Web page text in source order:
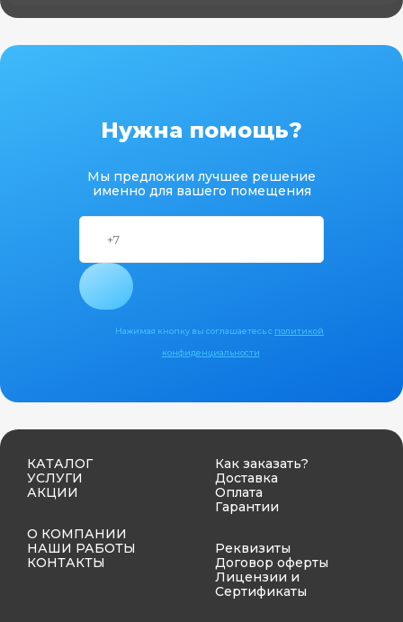
Нужна помощь?
Мы предложим лучшее решение
именно для вашего помещения
Нажимая кнопку вы соглашаетесь с политикой
конфиденциальности
КАТАЛОГ
УСЛУГИ
АКЦИИ
О КОМПАНИИ
НАШИ РАБОТЫ
КОНТАКТЫ
Как заказать?
Доставка
Оплата
Гарантии
Реквизиты
Договор оферты
Лицензии и
Сертификаты